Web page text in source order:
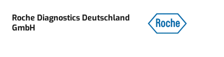
Roche Diagnostics Deutschland
GmbH